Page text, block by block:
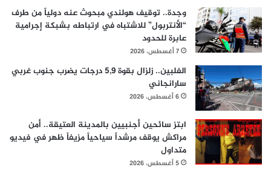
وجدة.. توقيف هولندي مبحوث عنه دولياً من طرف
“الأنتربول” للاشتباه في ارتباطه بشبكة إجرامية
عابرة للحدود
7 أغسطس، 2026
الفلبين.. زلزال بقوة 5,9 درجات يضرب جنوب غربي
سارانجاني
6 أغسطس، 2026
ابتز سائحين أجنبيين بالمدينة العتيقة.. أمن
مراكش يوقف مرشداً سياحياً مزيفاً ظهر في فيديو
متداول
5 أغسطس، 2026